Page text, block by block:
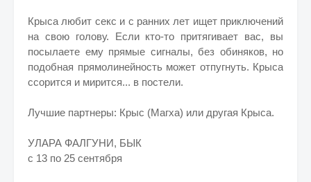
Крыса любит секс и с ранних лет ищет приключений
на свою голову. Если кто-то притягивает вас, вы
посылаете ему прямые сигналы, без обиняков, но
подобная прямолинейность может отпугнуть. Крыса
ссорится и мирится... в постели.
Лучшие партнеры: Крыс (Магха) или другая Крыса.
УЛАРА ФАЛГУНИ, БЫК
с 13 по 25 сентября